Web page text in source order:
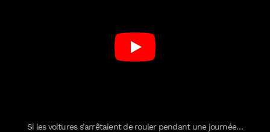
Si les voitures s’arrêtaient de rouler pendant une journée…